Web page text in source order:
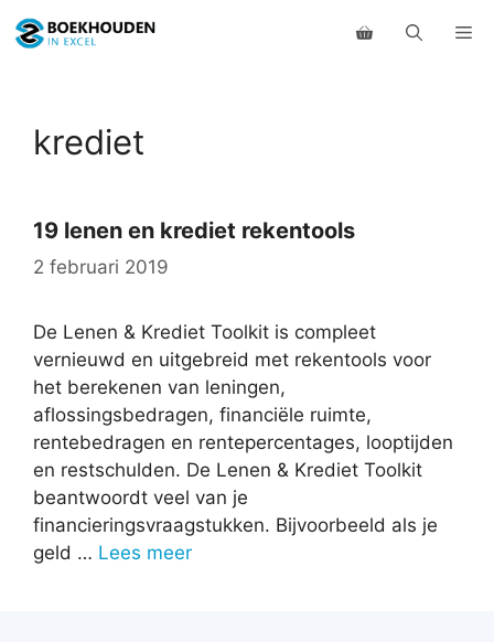
naar
krediet
19 lenen en krediet rekentools
2 februari 2019
De Lenen & Krediet Toolkit is compleet
vernieuwd en uitgebreid met rekentools voor
het berekenen van leningen,
aflossingsbedragen, financiële ruimte,
rentebedragen en rentepercentages, looptijden
en restschulden. De Lenen & Krediet Toolkit
beantwoordt veel van je
financieringsvraagstukken. Bijvoorbeeld als je
geld … Lees meer